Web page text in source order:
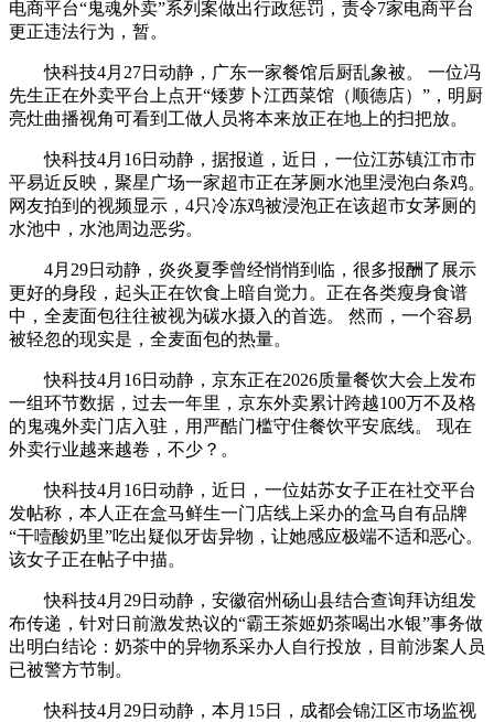
电商平台“鬼魂外卖”系列案做出行政惩罚，责令7家电商平台
更正违法行为，暂。
快科技4月27日动静，广东一家餐馆后厨乱象被。 一位冯
先生正在外卖平台上点开“矮萝卜江西菜馆（顺德店）”，明厨
亮灶曲播视角可看到工做人员将本来放正在地上的扫把放。
快科技4月16日动静，据报道，近日，一位江苏镇江市市
平易近反映，聚星广场一家超市正在茅厕水池里浸泡白条鸡。
网友拍到的视频显示，4只冷冻鸡被浸泡正在该超市女茅厕的
水池中，水池周边恶劣。
4月29日动静，炎炎夏季曾经悄悄到临，很多报酬了展示
更好的身段，起头正在饮食上暗自觉力。正在各类瘦身食谱
中，全麦面包往往被视为碳水摄入的首选。 然而，一个容易
被轻忽的现实是，全麦面包的热量。
快科技4月16日动静，京东正在2026质量餐饮大会上发布
一组环节数据，过去一年里，京东外卖累计跨越100万不及格
的鬼魂外卖门店入驻，用严酷门槛守住餐饮平安底线。 现在
外卖行业越来越卷，不少？。
快科技4月16日动静，近日，一位姑苏女子正在社交平台
发帖称，本人正在盒马鲜生一门店线上采办的盒马自有品牌
“干噎酸奶里”吃出疑似牙齿异物，让她感应极端不适和恶心。
该女子正在帖子中描。
快科技4月29日动静，安徽宿州砀山县结合查询拜访组发
布传递，针对日前激发热议的“霸王茶姬奶茶喝出水银”事务做
出明白结论：奶茶中的异物系采办人自行投放，目前涉案人员
已被警方节制。
快科技4月29日动静，本月15日，成都会锦江区市场监视